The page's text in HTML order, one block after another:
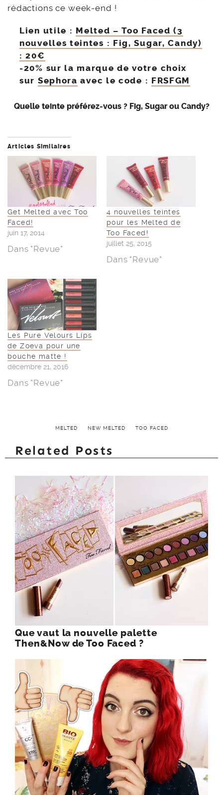
rédactions ce week-end !
Lien utile : Melted – Too Faced (3
nouvelles teintes : Fig, Sugar, Candy)
: 20€
-20% sur la marque de votre choix
sur Sephora avec le code : FRSFGM
Quelle teinte préférez-vous ? Fig, Sugar ou Candy?
Articles Similaires
Get Melted avec Too
Faced!
juin 17, 2014
Dans "Revue"
4 nouvelles teintes
pour les Melted de
Too Faced!
juillet 25, 2015
Dans "Revue"
Les Pure Velours Lips
de Zoeva pour une
bouche matte !
décembre 21, 2016
Dans "Revue"
MELTED NEW MELTED TOO FACED
Related Posts
Que vaut la nouvelle palette
Then&Now de Too Faced ?